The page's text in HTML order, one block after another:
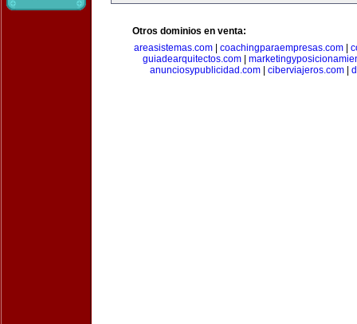
Otros dominios en venta:
areasistemas.com| coachingparaempresas.com|
guiadearquitectos.com
anunciosypublicidad.com| ciberviajeros.com|